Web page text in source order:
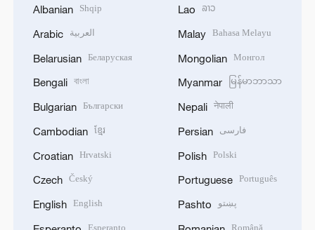
Albanian Shqip
Arabic العربية
Belarusian Беларуская
Bengali বাংলা
Bulgarian Български
Cambodian ខ្មែរ
Croatian Hrvatski
Czech Český
English English
Lao ລາວ
Malay Bahasa Melayu
Mongolian Монгол
Myanmar မြန်မာဘာသာ
Nepali नेपाली
Persian فارسی
Polish Polski
Portuguese Português
Pashto پښتو